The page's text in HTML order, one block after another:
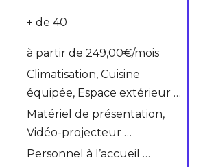
+ de 40
à partir de 249,00€/mois
Climatisation, Cuisine
équipée, Espace extérieur …
Matériel de présentation,
Vidéo-projecteur …
Personnel à l’accueil …